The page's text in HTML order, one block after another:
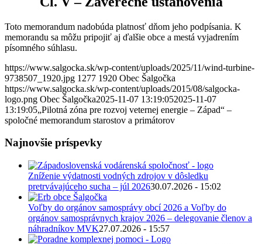
Toto memorandum nadobúda platnosť dňom jeho podpísania.​ K
memorandu sa môžu pripojiť aj ďalšie obce a mestá vyjadrením
písomného súhlasu.​
https://www.salgocka.sk/wp-content/uploads/2025/11/wind-turbine-
9738507_1920.jpg 1277 1920 Obec Šalgočka
https://www.salgocka.sk/wp-content/uploads/2015/08/salgocka-
logo.png Obec Šalgočka2025-11-07 13:19:052025-11-07
13:19:05„Pilotná zóna pre rozvoj veternej energie – Západ“ –
spoločné memorandum starostov a primátorov
Najnovšie príspevky
Zníženie výdatnosti vodných zdrojov v dôsledku
pretrvávajúceho sucha – júl 202630.07.2026 - 15:02
Voľby do orgánov samosprávy obcí 2026 a Voľby do
orgánov samosprávnych krajov 2026 – delegovanie členov a
náhradníkov MVK27.07.2026 - 15:57